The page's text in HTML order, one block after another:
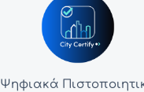
Ψηφιακά